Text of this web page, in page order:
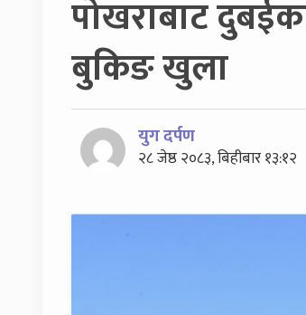
पोखराबाट
बुकिङ खुला
युग दर्पण
२८ जेष्ठ २०८३, बिहीबार १३:१२